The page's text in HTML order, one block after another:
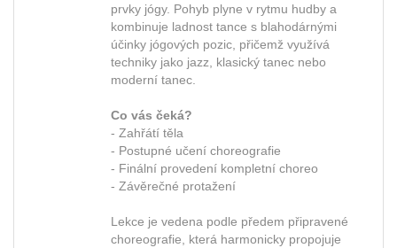
prvky jógy. Pohyb plyne v rytmu hudby a
kombinuje ladnost tance s blahodárnými
účinky jógových pozic, přičemž využívá
techniky jako jazz, klasický tanec nebo
moderní tanec.
Co vás čeká?
- Zahřátí těla
- Postupné učení choreografie
- Finální provedení kompletní choreo
- Závěrečné protažení
Lekce je vedena podle předem připravené
choreografie, která harmonicky propojuje